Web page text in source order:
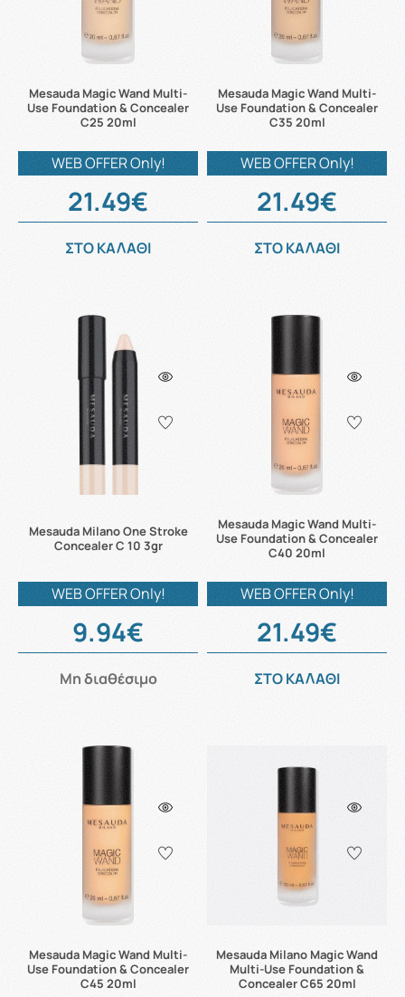
Mesauda Magic Wand Multi-
Use Foundation & Concealer
C25 20ml
WEB OFFER Only!
21.49€
ΣΤΟ ΚΑΛΑΘΙ
Mesauda Magic Wand Multi-
Use Foundation & Concealer
C35 20ml
WEB OFFER Only!
21.49€
ΣΤΟ ΚΑΛΑΘΙ
Mesauda Milano One Stroke
Concealer C 10 3gr
WEB OFFER Only!
9.94€
Μη διαθέσιμο
Mesauda Magic Wand Multi-
Use Foundation & Concealer
C40 20ml
WEB OFFER Only!
21.49€
ΣΤΟ ΚΑΛΑΘΙ
Mesauda Magic Wand Multi-
Use Foundation & Concealer
C45 20ml
Mesauda Milano Magic Wand
Multi-Use Foundation &
Concealer C65 20ml